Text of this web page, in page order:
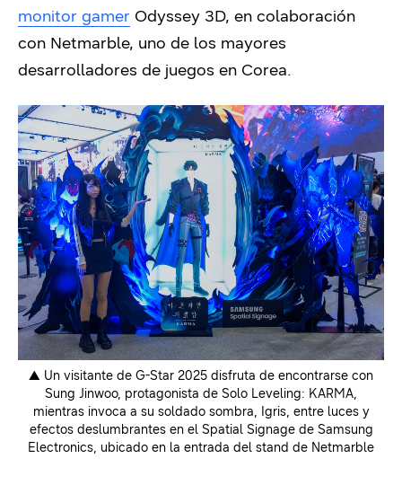
monitor gamer Odyssey 3D, en colaboración
con Netmarble, uno de los mayores
desarrolladores de juegos en Corea.
▲ Un visitante de G-Star 2025 disfruta de encontrarse con
Sung Jinwoo, protagonista de Solo Leveling: KARMA,
mientras invoca a su soldado sombra, Igris, entre luces y
efectos deslumbrantes en el Spatial Signage de Samsung
Electronics, ubicado en la entrada del stand de Netmarble